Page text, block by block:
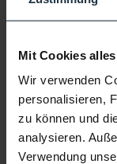
Mit Cookies
Wir verwenden
personalisieren,
zu können und
analysieren.
Verwendung
Infos zu
Folgende Infos
Weitere Artikel